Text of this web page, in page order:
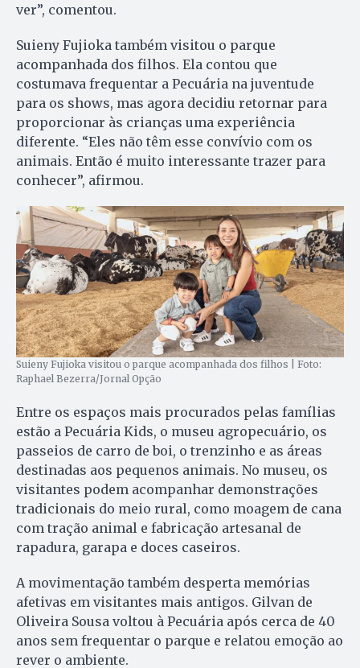
ver”, comentou.
Suieny Fujioka também visitou o parque
acompanhada dos filhos. Ela contou que
costumava frequentar a Pecuária na juventude
para os shows, mas agora decidiu retornar para
proporcionar às crianças uma experiência
diferente. “Eles não têm esse convívio com os
animais. Então é muito interessante trazer para
conhecer”, afirmou.
Suieny Fujioka visitou o parque acompanhada dos filhos | Foto:
Raphael Bezerra/Jornal Opção
Entre os espaços mais procurados pelas famílias
estão a Pecuária Kids, o museu agropecuário, os
passeios de carro de boi, o trenzinho e as áreas
destinadas aos pequenos animais. No museu, os
visitantes podem acompanhar demonstrações
tradicionais do meio rural, como moagem de cana
com tração animal e fabricação artesanal de
rapadura, garapa e doces caseiros.
A movimentação também desperta memórias
afetivas em visitantes mais antigos. Gilvan de
Oliveira Sousa voltou à Pecuária após cerca de 40
anos sem frequentar o parque e relatou emoção ao
rever o ambiente.